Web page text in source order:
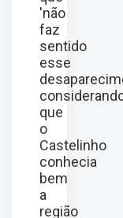
'não
faz
sentido
esse
que
o
Castelinho
conhecia
bem
a
região